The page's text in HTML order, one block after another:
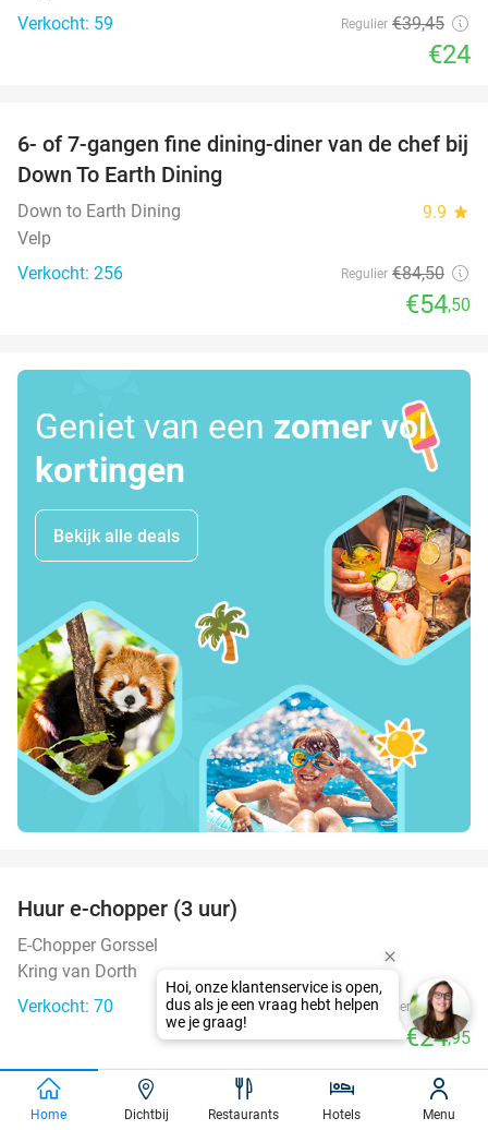
Verkocht: 59
Regulier €39,45
€24
36%
6- of 7-gangen fine dining-diner van de chef bij
Down To Earth Dining
Down to Earth Dining 9.9 star
Velp
Verkocht: 256
Regulier €84,50
€54,50
Geniet van een zomer vol
kortingen
Bekijk alle deals
Huur e-chopper (3 uur)
E-Chopper Gorssel
Kring van Dorth
Verkocht: 70
Regulier €35
€24,95
favorite_border
Home Dichtbij Restaurants Hotels Menu